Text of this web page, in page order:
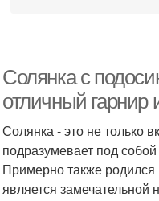
Солянка с солеными
огурцами
Солянка с
отличный гарнир
Солянка - это не только
подразумевает под
Примерно также родился
является замечательной